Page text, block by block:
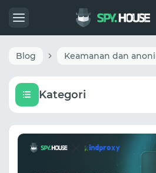
Blog Keamanan dan
Kategori